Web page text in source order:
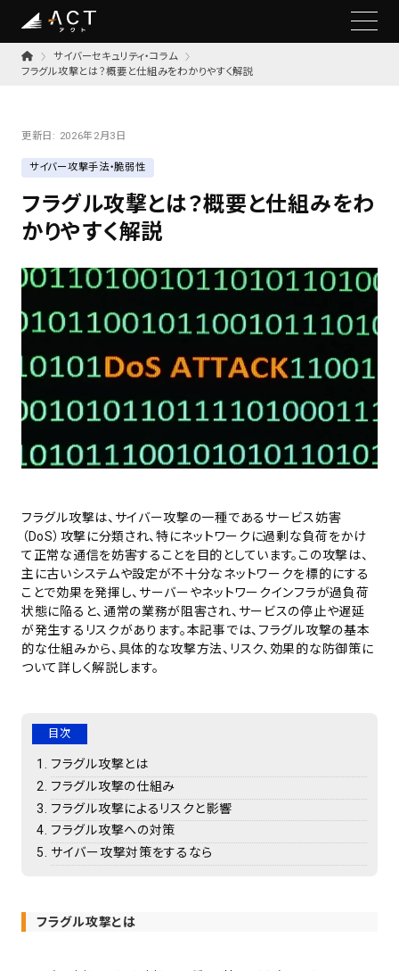
サイバーセキュリティ・コラム
フラグル攻撃とは？概要と仕組みをわかりやすく解説
更新日: 2026年2月3日
サイバー攻撃手法・脆弱性
フラグル攻撃とは？概要と仕組みをわ
かりやすく解説
フラグル攻撃は、サイバー攻撃の一種であるサービス妨害
（DoS）攻撃に分類され、特にネットワークに過剰な負荷をかけ
て正常な通信を妨害することを目的としています。この攻撃は、
主に古いシステムや設定が不十分なネットワークを標的にする
ことで効果を発揮し、サーバーやネットワークインフラが過負荷
状態に陥ると、通常の業務が阻害され、サービスの停止や遅延
が発生するリスクがあります。本記事では、フラグル攻撃の基本
的な仕組みから、具体的な攻撃方法、リスク、効果的な防御策に
ついて詳しく解説します。
目次
フラグル攻撃とは
フラグル攻撃の仕組み
フラグル攻撃によるリスクと影響
フラグル攻撃への対策
サイバー攻撃対策をするなら
フラグル攻撃とは